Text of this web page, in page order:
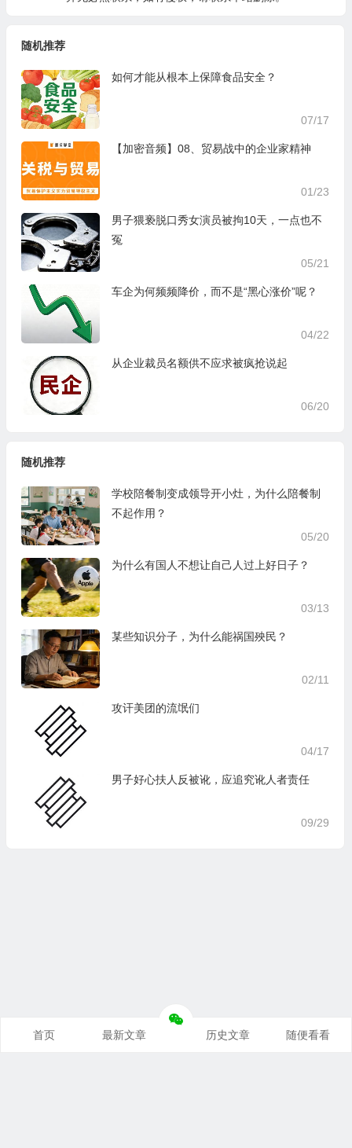
随机推荐
如何才能从根本上保障食品安全？
07/17
【加密音频】08、贸易战中的企业家精神
01/23
男子猥亵脱口秀女演员被拘10天，一点也不
冤
05/21
车企为何频频降价，而不是“黑心涨价”呢？
04/22
从企业裁员名额供不应求被疯抢说起
06/20
随机推荐
学校陪餐制变成领导开小灶，为什么陪餐制
不起作用？
05/20
为什么有国人不想让自己人过上好日子？
03/13
某些知识分子，为什么能祸国殃民？
02/11
攻讦美团的流氓们
04/17
男子好心扶人反被讹，应追究讹人者责任
09/29
首页 最新文章 历史文章 随便看看